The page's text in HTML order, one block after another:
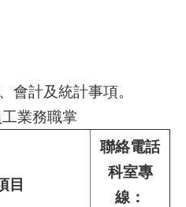
會計及統計事項。
目
聯絡電話
科室專
線：
業務職掌